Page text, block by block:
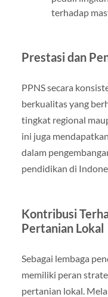
terhadap
Prestasi dan
PPNS secara
berkualitas yang
tingkat regional
ini juga
dalam
pendidikan di
Kontribusi
Pertanian Lokal
Sebagai lembaga
memiliki peran
pertanian lokal.